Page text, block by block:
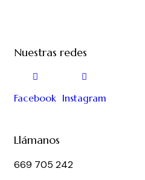
Nuestras redes
Facebook Instagram
Llámanos
669 705 242